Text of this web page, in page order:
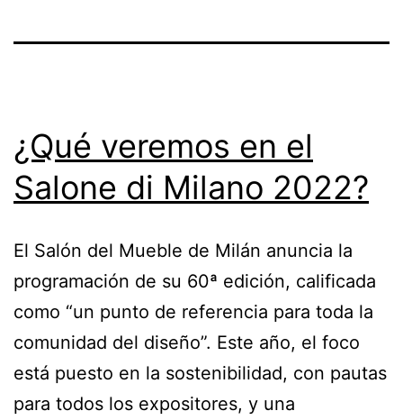
¿Qué veremos en el
Salone di Milano 2022?
El Salón del Mueble de Milán anuncia la
programación de su 60ª edición, calificada
como “un punto de referencia para toda la
comunidad del diseño”. Este año, el foco
está puesto en la sostenibilidad, con pautas
para todos los expositores, y una